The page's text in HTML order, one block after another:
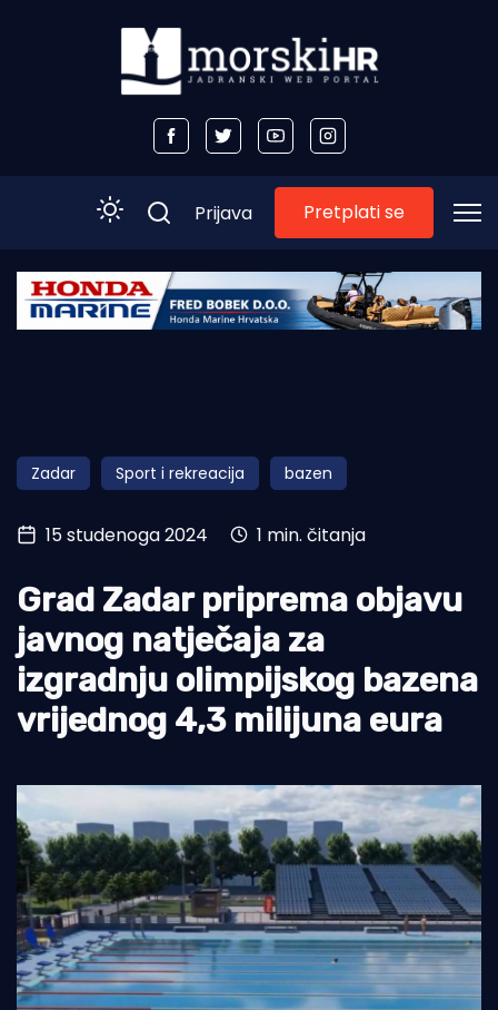
Početna
Obala
Otoci
Turizam i nautika
Pomorstvo
Ribolov
Ekologija
Tradicija i kultura
Prijava Pretplati se
Zadar Sport i rekreacija bazen
15 studenoga 2024 1 min. čitanja
Grad Zadar priprema objavu
javnog natječaja za
izgradnju olimpijskog bazena
vrijednog 4,3 milijuna eura